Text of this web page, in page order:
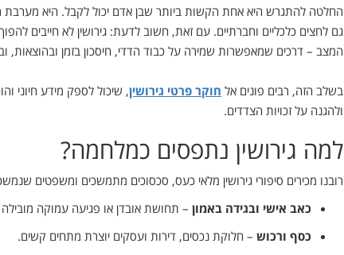
החלטה להתגרש היא אחת הקשות ביותר שבן אדם יכול לקבל. היא מערבת
גם לחצים כלכליים וחברתיים. עם זאת, חשוב לדעת: גירושין לא חייבים
המצב – דרכים שמאפשרות שמירה על כבוד הדדי, חיסכון בזמן ובהוצאות,
בשלב הזה, רבים פונים אל חוקר פרטי גירושין, שיכול לספק מידע חיוני
ולהגנה על זכויות הצדדים.
למה גירושין נתפסים כמלחמה?
רובנו מכירים סיפורי גירושין מלאי כעס, סכסוכים מתמשכים ומשפטים
כאב אישי ובגידה באמון– תחושת אובדן או פגיעה עמוקה מובילה
כסף ורכוש– חלוקת נכסים, דירות ועסקים יוצרת מתחים קשים.